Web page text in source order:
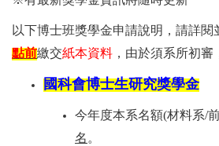
以下博士班獎學金申請說明，請詳閱
點前繳交紙本資料 ，由於須系所初審
國科會博士生研究獎學金
今年度本系名額(材料系/
名 。